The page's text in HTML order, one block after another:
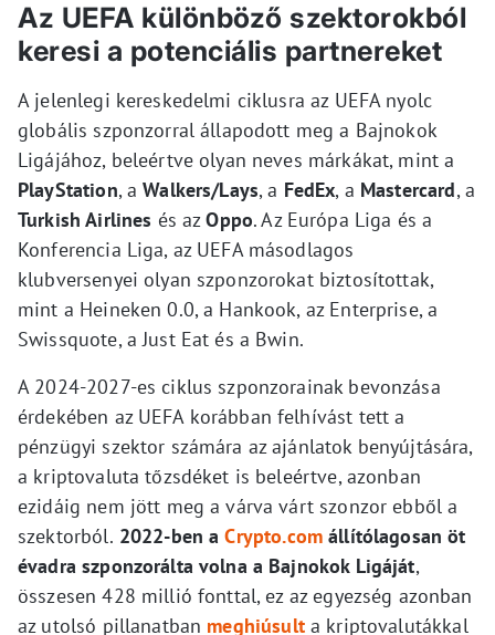
Az UEFA különböző szektorokból
keresi a potenciális partnereket
A jelenlegi kereskedelmi ciklusra az UEFA nyolc
globális szponzorral állapodott meg a Bajnokok
Ligájához, beleértve olyan neves márkákat, mint a
PlayStation, aWalkers/Lays, a FedEx, a Mastercard, a
Turkish Airlines és azOppo. Az Európa Liga és a
Konferencia Liga, az UEFA másodlagos
klubversenyei olyan szponzorokat biztosítottak,
mint a Heineken 0.0, a Hankook, az Enterprise, a
Swissquote, a Just Eat és a Bwin.
A 2024-2027-es ciklus szponzorainak bevonzása
érdekében az UEFA korábban felhívást tett a
pénzügyi szektor számára az ajánlatok benyújtására,
a kriptovaluta tőzsdéket is beleértve, azonban
ezidáig nem jött meg a várva várt szonzor ebből a
szektorból. 2022-ben aCrypto.comállítólagosan öt
évadra szponzorálta volna a Bajnokok Ligáját,
összesen 428 millió fonttal, ez az egyezség azonban
az utolsó pillanatban meghiúsulta kriptovalutákkal